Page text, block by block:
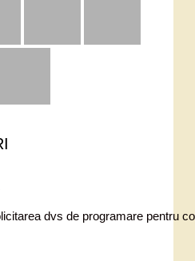
dvs de programare pentru